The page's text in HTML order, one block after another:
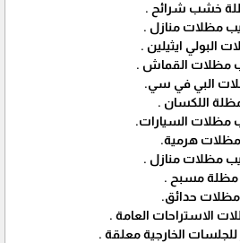
خشب شرائح .
مظلات منازل .
البولي ايثيلين .
مظلات القماش .
البي في سي.
اللكسان .
مظلات السيارات.
مظلات هرمية.
مظلات منازل .
مظلة مسبح .
مظلات حدائق.
الاستراحات العامة .
الخارجية معلقة .